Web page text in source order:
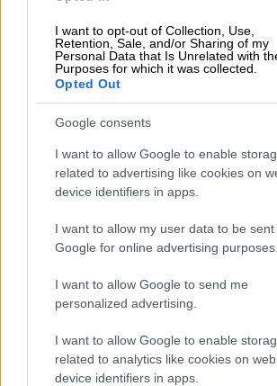
I want to opt-out of Collection, Use,
Retention, Sale, and/or Sharing of my
Personal Data that Is Unrelated with
Purposes for which it was collected.
Opted Out
Google consents
I want to allow Google to enable
related to advertising like cookies on
device identifiers in apps.
I want to allow my user data to be sent
Google for online advertising purposes.
I want to allow Google to send me
personalized advertising.
I want to allow Google to enable
related to analytics like cookies on
device identifiers in apps.
Θωμαΐδης: Προς
το ιικό φορτίο
φορτίου στα λύματα αλλά με
μειωμένο ρυθμό σε σχέση με τις
προηγούμενες δύο με τρεις
όπως τόνισε ο καθηγητής
εκπομπή. Όπως είπε από τις
16ης Δεκεμβρίου τοιικό